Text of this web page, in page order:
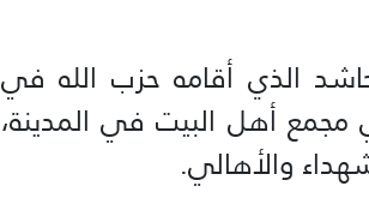
الذي أقامه حزب الله في
أهل البيت في المدينة،
والأهالي.